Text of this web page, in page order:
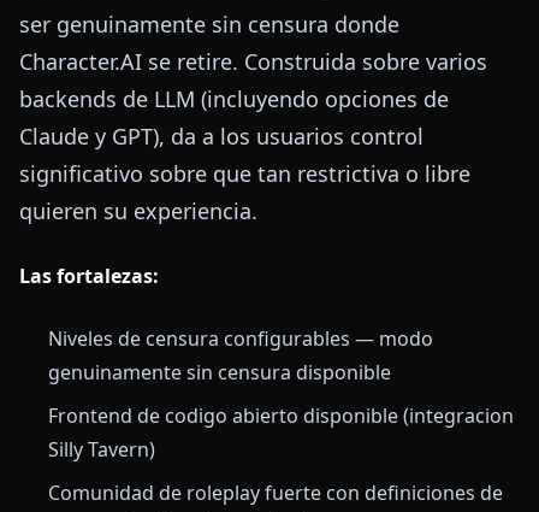
ser genuinamente sin censura donde
Character.AI se retire. Construida sobre varios
backends de LLM (incluyendo opciones de
Claude y GPT), da a los usuarios control
significativo sobre que tan restrictiva o libre
quieren su experiencia.
Las fortalezas:
Niveles de censura configurables — modo
genuinamente sin censura disponible
Frontend de codigo abierto disponible (integracion
Silly Tavern)
Comunidad de roleplay fuerte con definiciones de